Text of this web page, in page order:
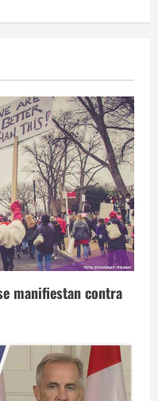
manifiestan contra